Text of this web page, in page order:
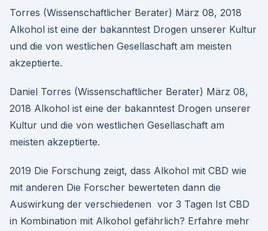
Torres (Wissenschaftlicher Berater) März 08, 2018
Alkohol ist eine der bakanntest Drogen unserer Kultur
und die von westlichen Gesellaschaft am meisten
akzeptierte.
Daniel Torres (Wissenschaftlicher Berater) März 08,
2018 Alkohol ist eine der bakanntest Drogen unserer
Kultur und die von westlichen Gesellaschaft am
meisten akzeptierte.
2019 Die Forschung zeigt, dass Alkohol mit CBD wie
mit anderen Die Forscher bewerteten dann die
Auswirkung der verschiedenen vor 3 Tagen Ist CBD
in Kombination mit Alkohol gefährlich? Erfahre mehr